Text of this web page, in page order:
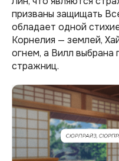
призваны защищать
обладает одной
Корнелия — землей,
огнем, а Вилл выбрана
стражниц.